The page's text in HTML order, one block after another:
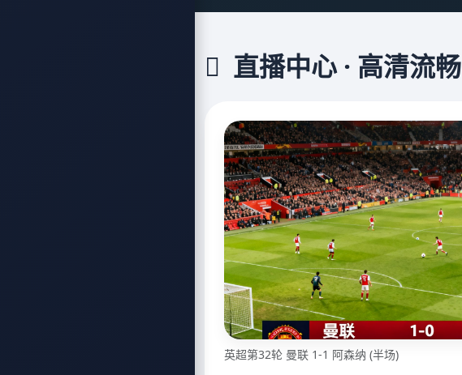
直播中心 · 高清流畅
英超第32轮 曼联 1-1 阿森纳 (半场)